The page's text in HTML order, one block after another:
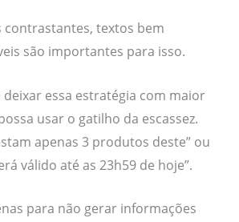
contrastantes, textos bem
são importantes para isso.
essa estratégia com maior
usar o gatilho da escassez.
apenas 3 produtos deste” ou
válido até as 23h59 de hoje”.
para não gerar informações